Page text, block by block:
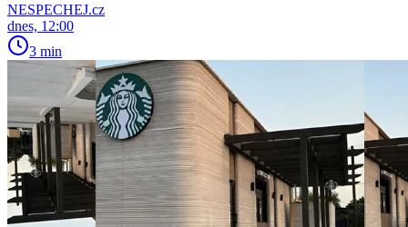
NESPECHEJ.cz
dnes, 12:00
3 min